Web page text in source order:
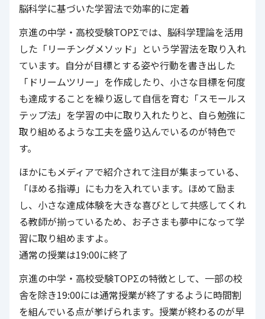
脳科学に基づいた学習法で効率的に定着
京進の中学・高校受験TOPΣでは、脳科学理論を活用
した「リーチングメソッド」という学習法を取り入れ
ています。自分が目標とする姿や行動を書き出した
「ドリームツリー」を作成したり、小さな目標を何度
も達成することを繰り返して自信を育む「スモールス
テップ法」を学習の中に取り入れたりと、自ら勉強に
取り組めるような工夫を盛り込んでいるのが特色で
す。
ほかにもメディアで紹介されて注目が集まっている、
「ほめる指導」にも力を入れています。ほめて励ま
し、小さな達成体験を大きな喜びとして共感してくれ
る教師が揃っているため、お子さまも夢中になって学
習に取り組めますよ。
通常の授業は19:00に終了
京進の中学・高校受験TOPΣの特徴として、一部の校
舎を除き19:00には通常授業が終了するように時間割
を組んでいる点が挙げられます。授業が終わるのが早